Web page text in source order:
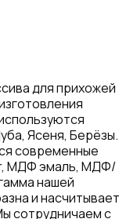
для прихожей
Ясеня, Берёзы.
современные
МДФ эмаль, МДФ/
нашей
и насчитывает
сотрудничаем с